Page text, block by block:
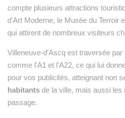
compte plusieurs attractions
d'Art Moderne, le Musée du Terroir
qui attirent de nombreux visiteurs
Villeneuve-d'Ascq est traversée
comme l'A1 et l'A22, ce qui lui
pour vos publicités, atteignant non
habitants de la ville, mais aussi
passage.